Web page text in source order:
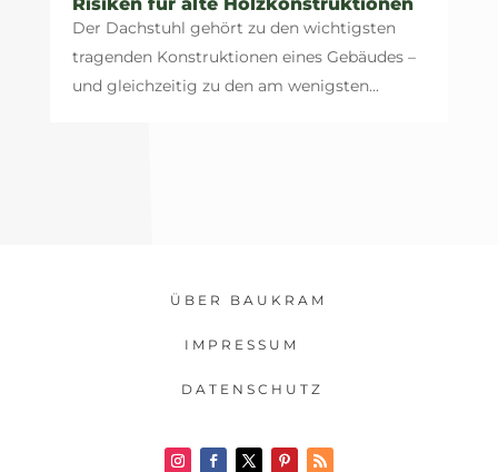
Der Dachstuhl gehört zu den wichtigsten
tragenden Konstruktionen eines Gebäudes –
und gleichzeitig zu den am wenigsten...
ÜBER BAUKRAM
IMPRESSUM
DATENSCHUTZ